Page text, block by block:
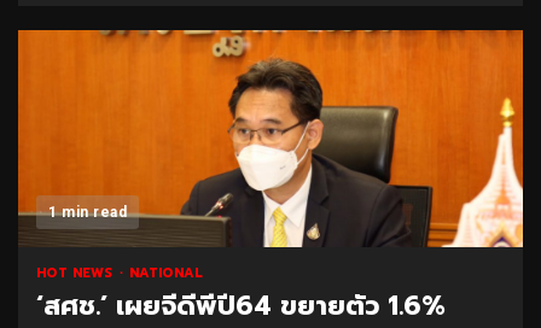
1 min read
HOT NEWS NATIONAL
‘สศช.’ เผยจีดีพีปี64 ขยายตัว 1.6%